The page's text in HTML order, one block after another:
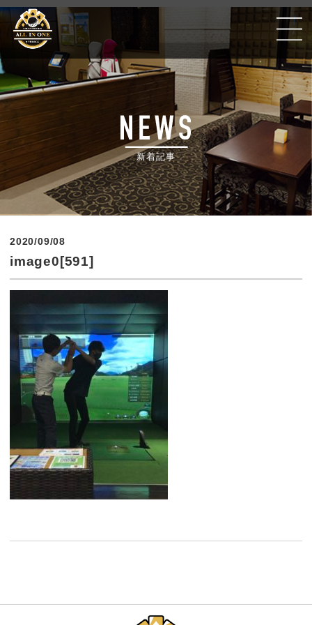
Golf Poker Bar ALLIN ONE #千葉銀座CC
新着記事
2020/09/08
image0[591]